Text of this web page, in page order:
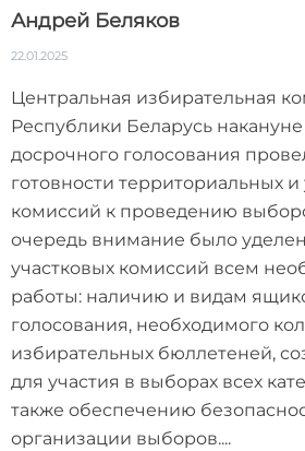
Андрей Беляков
22.01.2025
Центральная избирательная
Республики Беларусь накануне
досрочного голосования
готовности территориальных и
комиссий к проведению
очередь внимание было
участковых комиссий всем
работы: наличию и видам
голосования, необходимого
избирательных бюллетеней,
для участия в выборах всех
также обеспечению
организации выборов....